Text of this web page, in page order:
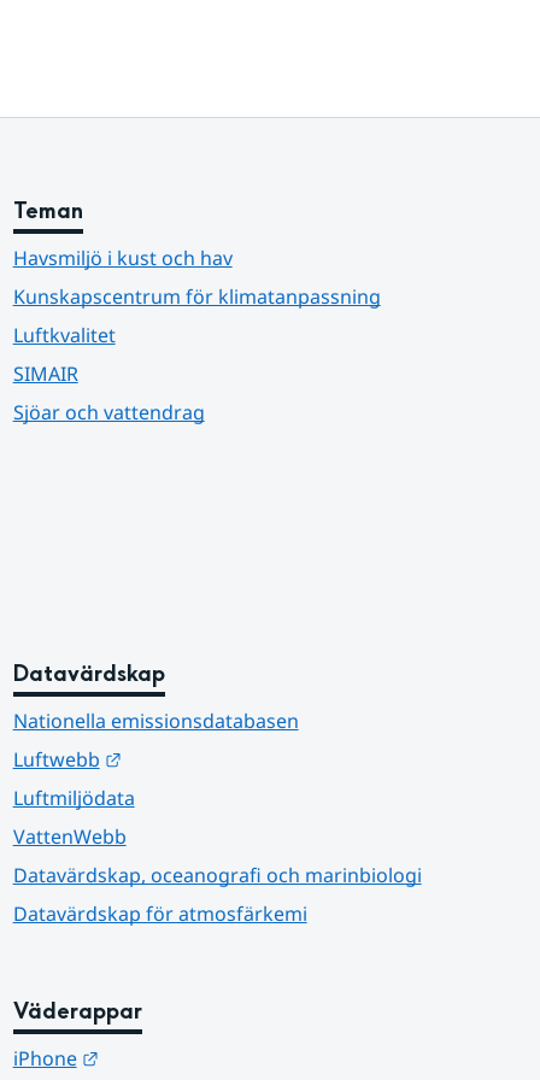
Teman
Havsmiljö i kust och hav
Kunskapscentrum för klimatanpassning
Luftkvalitet
SIMAIR
Sjöar och vattendrag
Datavärdskap
Nationella emissionsdatabasen
Luftwebb
Länk till annan webbplats.
Luftmiljödata
VattenWebb
Datavärdskap, oceanografi och marinbiologi
Datavärdskap för atmosfärkemi
Väderappar
iPhone Länk till annan webbplats.